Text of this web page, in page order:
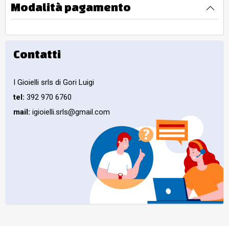
Modalità pagamento
Contatti
I Gioielli srls di Gori Luigi
tel: 392 970 6760
mail: igioielli.srls@gmail.com